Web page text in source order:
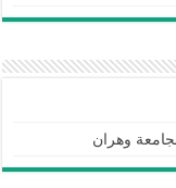
وهران